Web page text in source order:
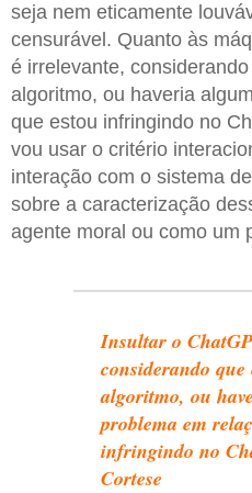
seja nem eticamente
censurável. Quanto às
é irrelevante,
algoritmo, ou haveria
que estou infringindo no
vou usar o critério
interação com o sistema de
sobre a caracterização
agente moral ou como um
Insultar o
considerando que
algoritmo, ou
problema em
infringindo no
Cortese